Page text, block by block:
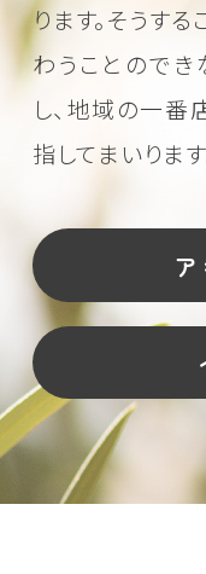
ります。そうす
わうことのでき
し、地域の一番
指してまいります
ア